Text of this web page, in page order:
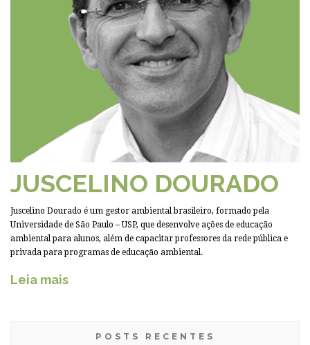
JUSCELINO DOURADO
Juscelino Dourado é um gestor ambiental brasileiro, formado pela
Universidade de São Paulo – USP, que desenvolve ações de educação
ambiental para alunos, além de capacitar professores da rede pública e
privada para programas de educação ambiental.
Leia mais
POSTS RECENTES